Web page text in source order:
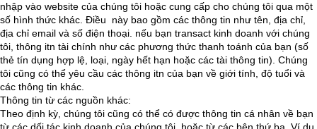
nhập vào website của chúng tôi hoặc cung cấp cho chúng tôi qua một
số hình thức khác. Điều này bao gồm các thông tin như tên, địa chỉ,
địa chỉ email và số điện thoại. nếu bạn transact kinh doanh với chúng
tôi, thông itn tài chính như các phương thức thanh toánh của bạn (số
thẻ tín dụng hợp lệ, loại, ngày hết hạn hoặc các tài thông tin). Chúng
tôi cũng có thể yêu cầu các thông itn của bạn về giới tính, độ tuổi và
các thông tin khác.
Thông tin từ các nguồn khác:
Theo định kỳ, chúng tôi cũng có thể có được thông tin cá nhân về bạn